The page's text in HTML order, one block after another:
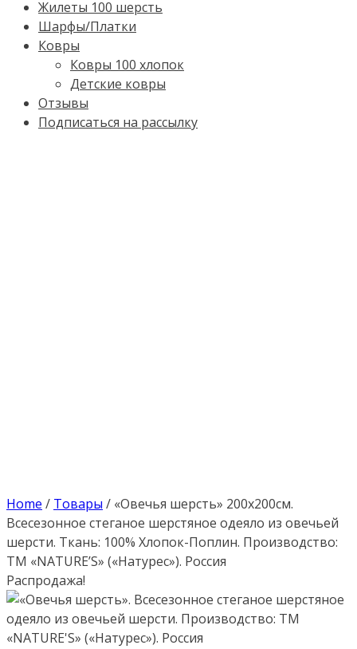
Жилеты 100 шерсть
Шарфы/Платки
Ковры
Ковры 100 хлопок
Детские ковры
Отзывы
Подписаться на рассылку
Home / Товары / «Овечья шерсть» 200х200см.
Всесезонное стеганое шерстяное одеяло из овечьей
шерсти. Ткань: 100% Хлопок-Поплин. Производство:
ТМ «NATURE’S» («Натурес»). Россия
Распродажа!